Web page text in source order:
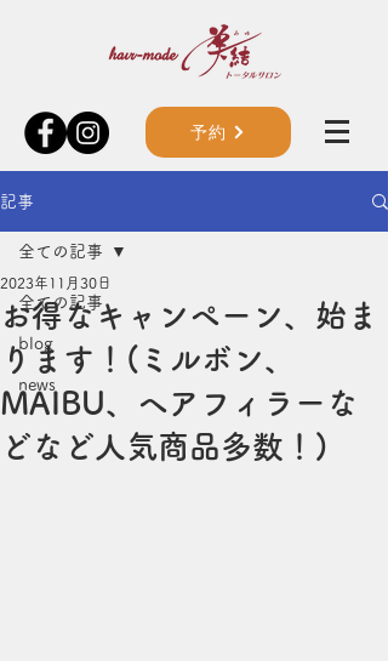
予約
記事
全ての記事
blog
news
全ての記事
お得なキャンペーン、始ま
ります！(ミルボン、
MAIBU、ヘアフィラーな
どなど人気商品多数！)
2023年11月30日